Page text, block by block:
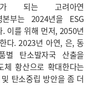
되는 고려아연
본부는 2024년을 ESG
이를 위해 먼저, 2050년
다. 2023년 아연, 은, 동
별 탄소발자국 산출을
황산으로 확대한다는
탄소중립 방안을 좀 더